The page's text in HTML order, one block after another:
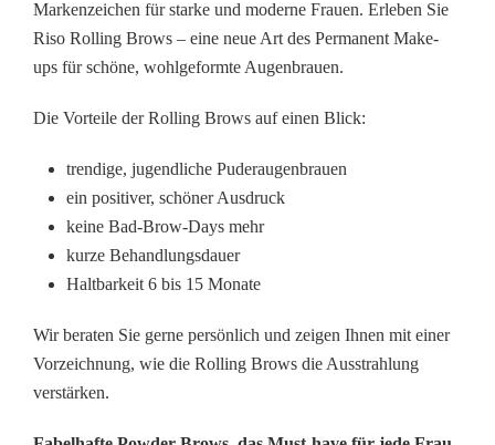
Markenzeichen für starke und moderne Frauen. Erleben Sie
Riso Rolling Brows – eine neue Art des Permanent Make-
ups für schöne, wohlgeformte Augenbrauen.
Die Vorteile der Rolling Brows auf einen Blick:
trendige, jugendliche Puderaugenbrauen
ein positiver, schöner Ausdruck
keine Bad-Brow-Days mehr
kurze Behandlungsdauer
Haltbarkeit 6 bis 15 Monate
Wir beraten Sie gerne persönlich und zeigen Ihnen mit einer
Vorzeichnung, wie die Rolling Brows die Ausstrahlung
verstärken.